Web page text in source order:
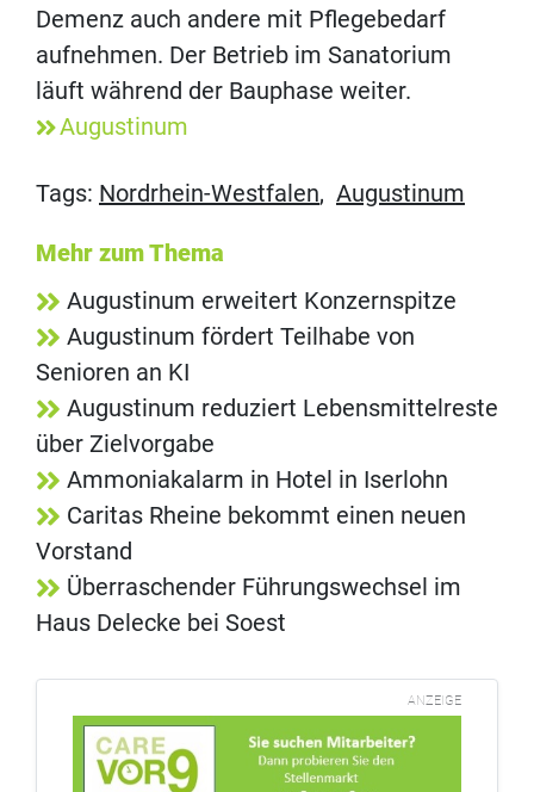
Demenz auch andere mit Pflegebedarf
aufnehmen. Der Betrieb im Sanatorium
läuft während der Bauphase weiter.
Augustinum
Tags: Nordrhein-Westfalen, Augustinum
Mehr zum Thema
Augustinum erweitert Konzernspitze
Augustinum fördert Teilhabe von
Senioren an KI
Augustinum reduziert Lebensmittelreste
über Zielvorgabe
Ammoniakalarm in Hotel in Iserlohn
Caritas Rheine bekommt einen neuen
Vorstand
Überraschender Führungswechsel im
Haus Delecke bei Soest
ANZEIGE